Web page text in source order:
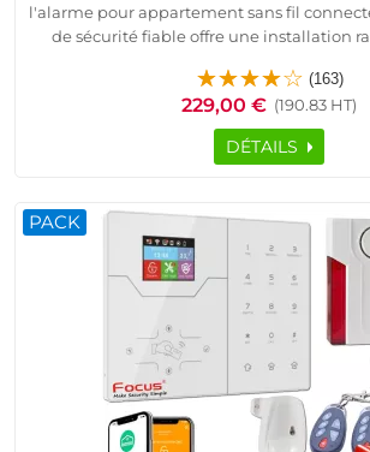
l'alarme pour appartement sans fil
de sécurité fiable offre une installation
Dotée d’une sirène intérieure
efficacement les intrusions tout en
en temps réel sur votre smartphone via
Android ou iOS. Compatible avec toutes
surveillance continue pour votre
résidence secondaire. Les détecteurs
d’ouverture inclus renforcent la
badges RFID simplifient
Faites le choix d’une sécurité connectée
besoins, conçue pour protéger vos biens et
rapport qualité-prix imbattable.
et installez votre système en toute
(163)
229,00 € (190.83 HT)
DÉTAILS
PACK